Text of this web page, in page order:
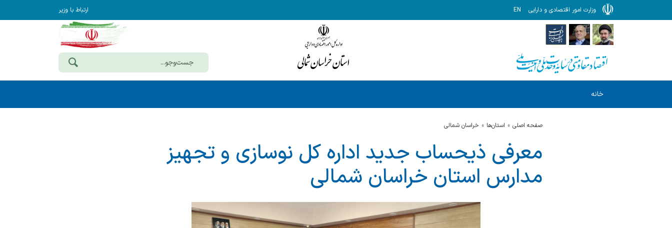
وزارت امور اقتصادی و دارایی EN ارتباط با وزیر
خانه
صفحه اصلی استان‌ها خراسان شمالي
معرفی ذیحساب جدید اداره کل نوسازی و تجهیز
مدارس استان خراسان شمالی